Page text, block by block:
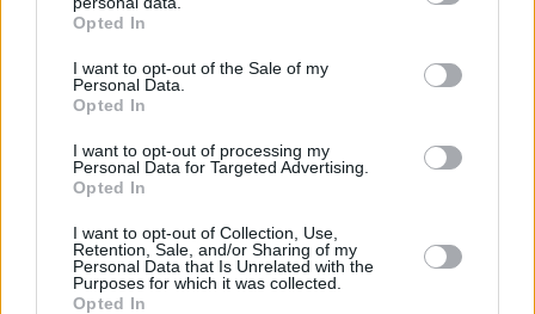
grant or deny consent to Google and its third-party tags to
use your data for below specified purposes in below Google
consent section.
Opted In
I want to opt-out of the Sale of my
Personal Data.
Opted In
I want to opt-out of processing my
Personal Data for Targeted Advertising.
Opted In
I want to opt-out of Collection, Use,
Retention, Sale, and/or Sharing of my
Personal Data that Is Unrelated with the
Purposes for which it was collected.
Opted In
ΔΕΘ τετραετίας με μέτρα για όλους: Τι θα πει ο
Μητσοτάκης στη Θεσσαλονίκη για μισθούς,
συντάξεις, επιχειρήσεις, αγρότες και στεγαστικό
10.08.2026, 08:51
Η 24χρονη αριστούχος της Ιατρικής
Αθηνών, που διάβασε τον Ιπποκρατικό
Όρκο, μιλά για τον «άριστο γιατρό»
10.08.2026, 08:09 68